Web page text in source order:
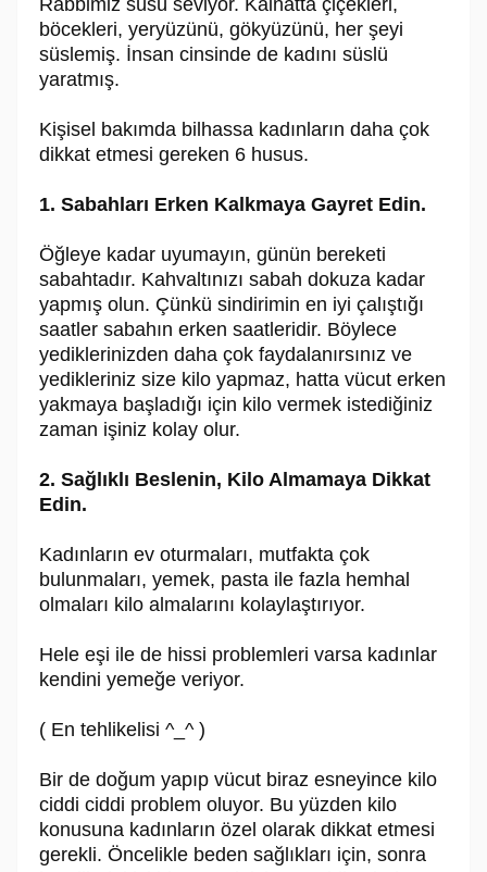
böcekleri, yeryüzünü, gökyüzünü, her şeyi
süslemiş. İnsan cinsinde de kadını süslü
yaratmış.
Kişisel bakımda bilhassa kadınların daha çok
dikkat etmesi gereken 6 husus.
1. Sabahları Erken Kalkmaya Gayret Edin.
Öğleye kadar uyumayın, günün bereketi
sabahtadır. Kahvaltınızı sabah dokuza kadar
yapmış olun. Çünkü sindirimin en iyi çalıştığı
saatler sabahın erken saatleridir. Böylece
yediklerinizden daha çok faydalanırsınız ve
yedikleriniz size kilo yapmaz, hatta vücut erken
yakmaya başladığı için kilo vermek istediğiniz
zaman işiniz kolay olur.
2. Sağlıklı Beslenin, Kilo Almamaya Dikkat
Edin.
Kadınların ev oturmaları, mutfakta çok
bulunmaları, yemek, pasta ile fazla hemhal
olmaları kilo almalarını kolaylaştırıyor.
Hele eşi ile de hissi problemleri varsa kadınlar
kendini yemeğe veriyor.
( En tehlikelisi ^_^ )
Bir de doğum yapıp vücut biraz esneyince kilo
ciddi ciddi problem oluyor. Bu yüzden kilo
konusuna kadınların özel olarak dikkat etmesi
gerekli. Öncelikle beden sağlıkları için, sonra